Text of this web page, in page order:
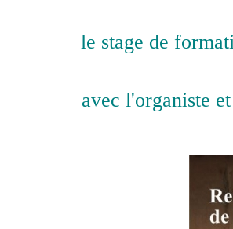
le stage de
avec l'organiste